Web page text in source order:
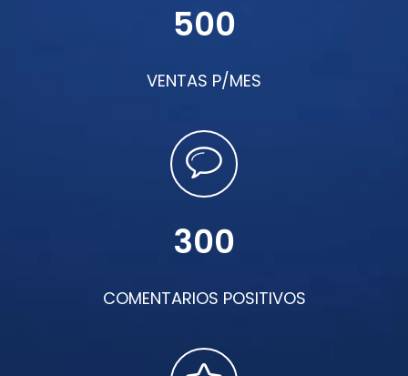
500
VENTAS P/MES
300
COMENTARIOS POSITIVOS